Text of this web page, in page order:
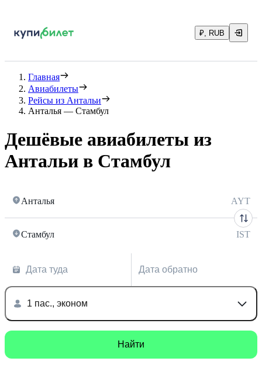
₽, RUB
Главная
Авиабилеты
Рейсы из Антальи
Анталья — Стамбул
Дешёвые авиабилеты из
Антальи в Стамбул
Анталья AYT
Стамбул IST
Дата туда Дата обратно
1 пас., эконом
Найти